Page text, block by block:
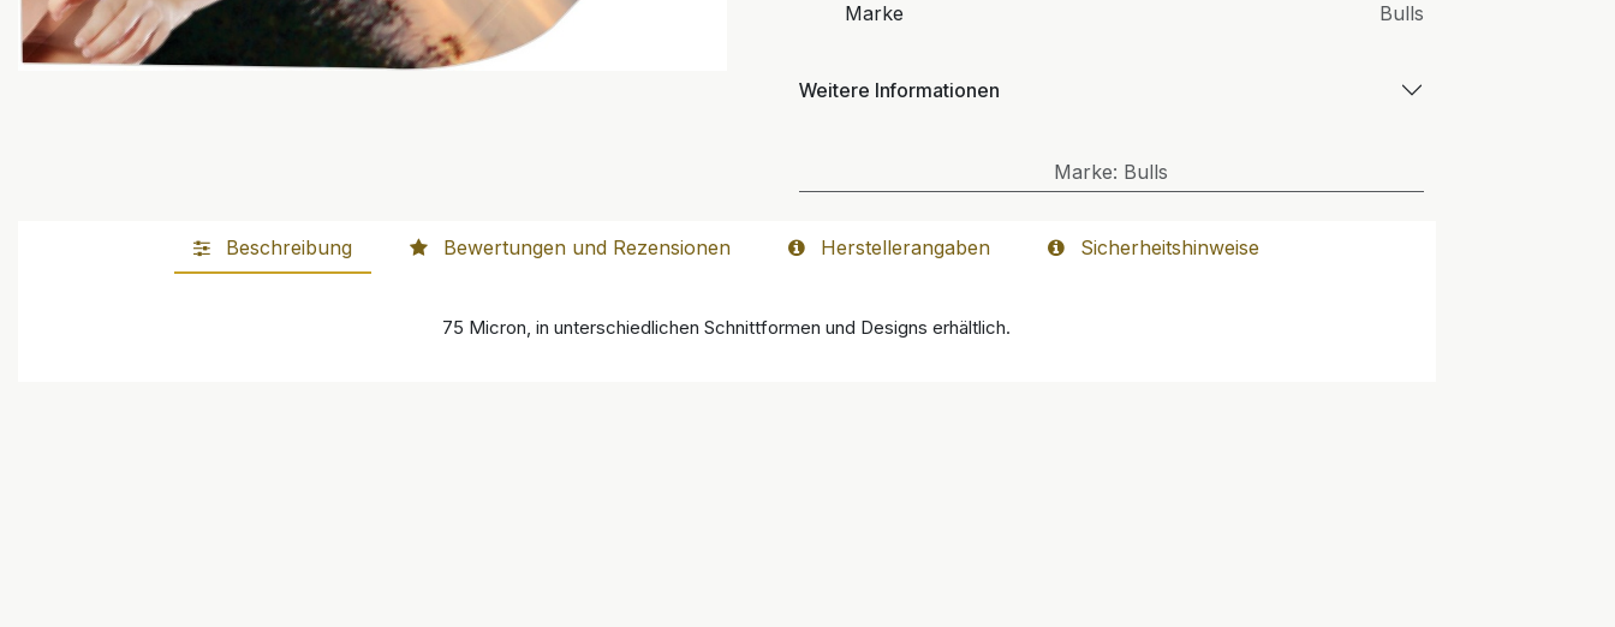
Marke Bulls
Weitere Informationen
Marke: Bulls
Beschreibung Bewertungen und Rezensionen Herstellerangaben Sicherheitshinweise
75 Micron, in unterschiedlichen Schnittformen und Designs erhältlich.